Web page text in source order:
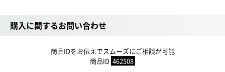
購入に関するお問い合わせ
商品IDをお伝えでスムーズにご相談が可能
商品ID 462508